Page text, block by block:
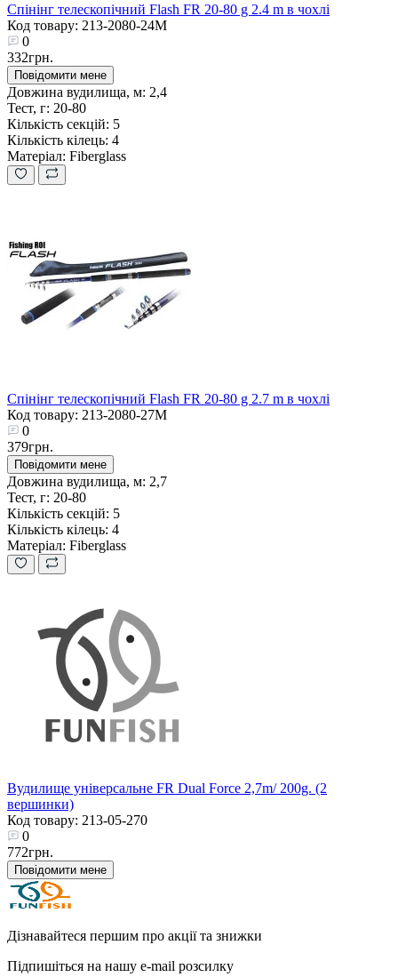
Спінінг телескопічний Flash FR 20-80 g 2.4 m в чохлі
Код товару: 213-2080-24М
0
332грн.
Повідомити мене
Довжина вудилища, м: 2,4
Тест, г: 20-80
Кількість секцій: 5
Кількість кілець: 4
Матеріал: Fiberglass
Спінінг телескопічний Flash FR 20-80 g 2.7 m в чохлі
Код товару: 213-2080-27М
0
379грн.
Повідомити мене
Довжина вудилища, м: 2,7
Тест, г: 20-80
Кількість секцій: 5
Кількість кілець: 4
Матеріал: Fiberglass
Вудилище універсальне FR Dual Force 2,7m/ 200g. (2
вершинки)
Код товару: 213-05-270
0
772грн.
Повідомити мене
Дізнавайтеся першим про акції та знижки
Підпишіться на нашу e-mail розсилку